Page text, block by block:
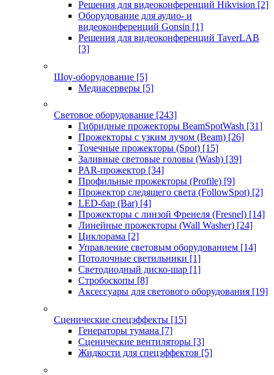
Решения для видеоконференций Hikvision [2]
Оборудование для аудио- и
видеоконференций Gonsin [1]
Решения для видеоконференций TaverLAB
[3]
Шоу-оборудование [5]
Медиасерверы [5]
Световое оборудование [243]
Гибридные прожекторы BeamSpotWash [31]
Прожекторы с узким лучом (Beam) [26]
Точечные прожекторы (Spot) [15]
Заливные световые головы (Wash) [39]
PAR-прожектор [34]
Профильные прожекторы (Profile) [9]
Прожектор следящего света (FollowSpot) [2]
LED-бар (Bar) [4]
Прожекторы с линзой Френеля (Fresnel) [14]
Линейные прожекторы (Wall Washer) [24]
Циклорама [2]
Управление световым оборудованием [14]
Потолочные светильники [1]
Светодиодный диско-шар [1]
Стробоскопы [8]
Аксессуары для светового оборудования [19]
Сценические спецэффекты [15]
Генераторы тумана [7]
Сценические вентиляторы [3]
Жидкости для спецэффектов [5]